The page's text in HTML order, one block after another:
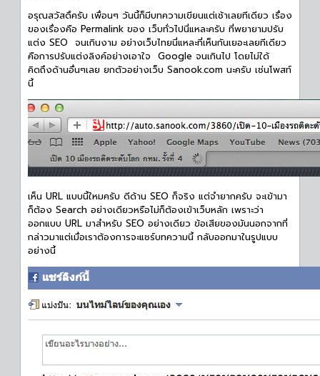
อรุณสวัสดิ์ครับ เพื่อนๆ วันนี้ก็มีบทความเขียนแต่เช้าเลยทีเดียว เรื่อง
ของเรื่องคือ Permalink ของ เว็บทั่วไปนี่แหละครับ ที่พยายามปรับ
แต่ง SEO จนเกินงาม อย่างเว็บไทยนี่แหละที่เห็นกันเยอะเลยทีเดียว
คือการปรับแต่งลิงค์อย่างเอาใจ Google จนเกินไป โดยไม่ใด้
คิดถึงด้านอื่นๆเลย ยกตัวอย่างเว็บ Sanook.com นะครับ เช่นโพสท์
นี้
เห็น URL แบบนี้ใหมครับ ดีด้าน SEO ก็จริง แต่จำยากครับ จะเข้ามา
ก็ต้อง Search อย่างเดียวหรือไม่ก็ต้องเข้าเว็บหลัก เพราะว่า
ออกแบบ URL มาสำหรับ SEO อย่างเดียว ข้อเสียของมันนอกจากที่
กล่าวมาแต่เมื่อเราต้องการจะแชร์บทความนี้ กลับออกมาในรูปแบบ
อย่างนี้